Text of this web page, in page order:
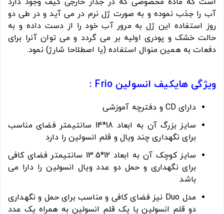
آب را جذب نموده و به صورت ژل نرم در می آید و در طی دو
روز استفاده این ژل به مرور آب خود را از دست داده و به
حالت خشک و پودری اولیه بر می گردد و می توان آنرا برای
دفعات به همین منوال استفاده (یا اصطلاحا شارژ) نمود.
ویژگی هایکیف انسولین Frio :
دارای CD و دفترچه آموزشی
سایز بزرگ آن به ابعاد 18*14 سانتیمتر فضای مناسب
برای نگهداری چند ویال و قلم انسولین را دارد
سایز کوچک آن به ابعاد 12*13.5 سانتیمتر فضای کافی
برای نگهداری و حمل دو عدد ویال انسولین را دارا می
باشد
مدل Duo نیز فضای کافی و مناسب برای حمل و نگهداری
دو قلم انسولین یا یک قلم انسولین به همراه یک عدد